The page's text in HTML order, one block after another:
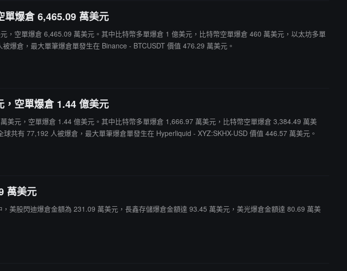
單爆倉 6,465.09 萬美元
空單爆倉 6,465.09 萬美元。其中比特幣多單爆倉 1 億美元，比特幣空單爆倉 460 萬美元，以太坊多單
爆倉，最大單筆爆倉單發生在 Binance - BTCUSDT 價值 476.29 萬美元。
空單爆倉 1.44 億美元
元，空單爆倉 1.44 億美元。其中比特幣多單爆倉 1,666.97 萬美元，比特幣空單爆倉 3,384.49 萬美
共有 77,192 人被爆倉，最大單筆爆倉單發生在 Hyperliquid - XYZ:SKHX-USD 價值 446.57 萬美元。
萬美元
美股閃迪爆倉金額為 231.09 萬美元，長鑫存儲爆倉金額達 93.45 萬美元，美光爆倉金額達 80.69 萬美